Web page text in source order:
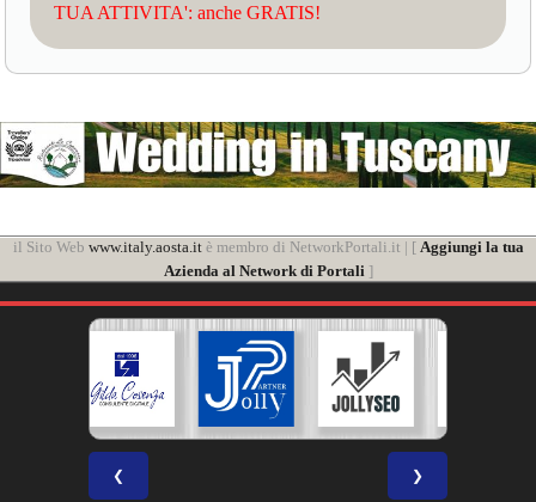
TUA ATTIVITA': anche GRATIS!
il Sito Web www.italy.aosta.itè membro di NetworkPortali.it | [ Aggiungi la tua
Azienda al Network di Portali]
❮ ❯